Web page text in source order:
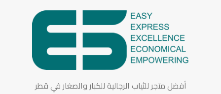
أفضل متجر للثياب الرجالية للكبار والصغار في قطر